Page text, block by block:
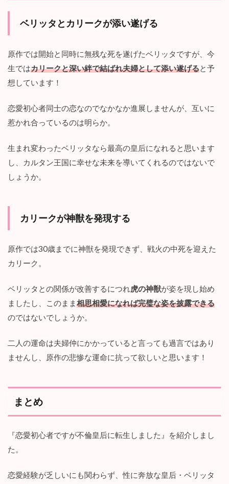
ベリッタとカリークが添い遂げる
原作では開始と同時に無残な死を遂げたベリッタですが、今
生ではカリークと深い絆で結ばれ夫婦として添い遂げると予
想しています！
恋愛初心者同士の恋なのでなかなか進展しませんが、互いに
惹かれ合っているのは明らか。
生まれ変わったベリッタなら最高の皇后になれると思います
し、カルタン王国に幸せな未来を導いてくれるのではないで
しょうか。
カリークが神獣を発現する
原作では30歳までに神獣を発現できず、戦火の中死を迎えた
カリーク。
ベリッタとの関係が改善するにつれ虎の神獣が姿を現し始め
ましたし、このまま相思相愛になれば完璧な姿を披露できる
のではないでしょうか。
二人の運命は夫婦仲にかかっていると言っても過言ではあり
ませんし、原作の悲惨な運命に抗って欲しいと思います！
まとめ
『恋愛初心者ですが不倫皇后に転生しました』を紹介しまし
た。
恋愛経験が乏しいにも関わらず、性に奔放な皇后・ベリッタ